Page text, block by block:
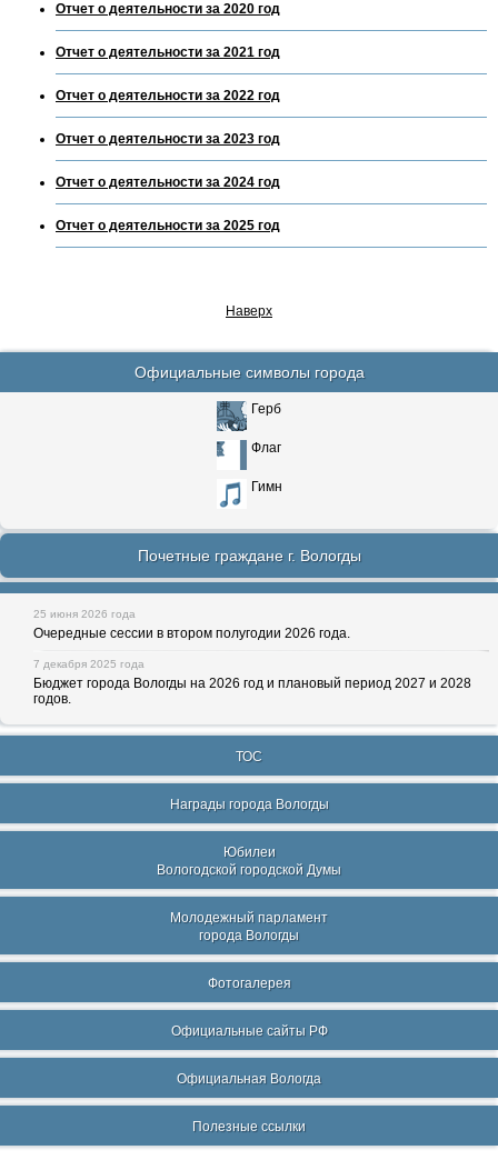
Отчет о деятельности за 2020 год
Отчет о деятельности за 2021 год
Отчет о деятельности за 2022 год
Отчет о деятельности за 2023 год
Отчет о деятельности за 2024 год
Отчет о деятельности за 2025 год
Наверх
Официальные символы города
Герб
Флаг
Гимн
Почетные граждане г. Вологды
25 июня 2026 года
Очередные сессии в втором полугодии 2026 года.
7 декабря 2025 года
Бюджет города Вологды на 2026 год и плановый период 2027 и 2028
годов.
ТОС
Награды города Вологды
Юбилеи
Вологодской городской Думы
Молодежный парламент
города Вологды
Фотогалерея
Официальные сайты РФ
Официальная Вологда
Полезные ссылки